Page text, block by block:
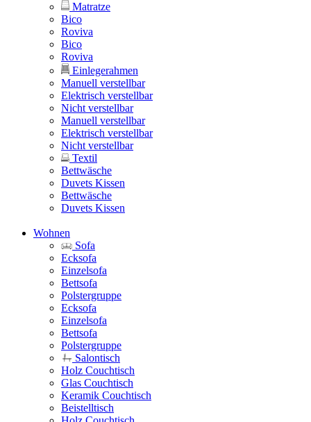
Matratze
Bico
Roviva
Bico
Roviva
Einlegerahmen
Manuell verstellbar
Elektrisch verstellbar
Nicht verstellbar
Manuell verstellbar
Elektrisch verstellbar
Nicht verstellbar
Textil
Bettwäsche
Duvets Kissen
Bettwäsche
Duvets Kissen
Wohnen
Sofa
Ecksofa
Einzelsofa
Bettsofa
Polstergruppe
Ecksofa
Einzelsofa
Bettsofa
Polstergruppe
Salontisch
Holz Couchtisch
Glas Couchtisch
Keramik Couchtisch
Beistelltisch